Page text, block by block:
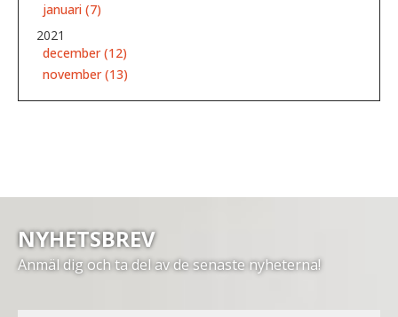
januari (7)
2021
december (12)
november (13)
NYHETSBREV
Anmäl dig och ta del av de senaste nyheterna!